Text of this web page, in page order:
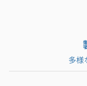
多様